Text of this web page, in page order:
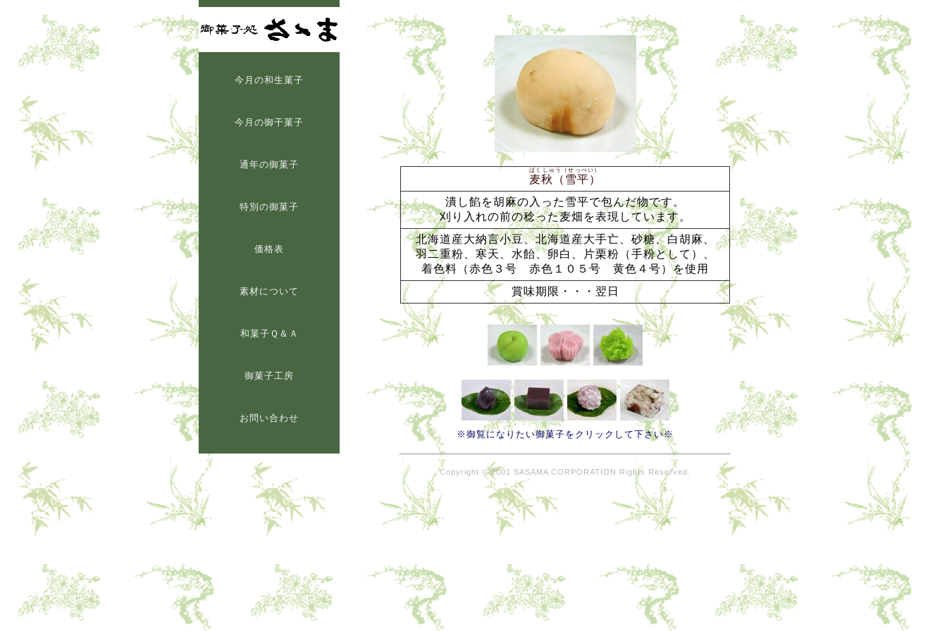
今月の和生菓子
今月の御干菓子
通年の御菓子
特別の御菓子
価格表
素材について
和菓子Ｑ＆Ａ
御菓子工房
お問い合わせ
麦秋（雪平）
ばくしゅう（せっぺい）
潰し餡を胡麻の入った雪平で包んだ物です。
刈り入れの前の稔った麦畑を表現しています。
北海道産大納言小豆、北海道産大手亡、砂糖、白胡麻、
羽二重粉、寒天、水飴、卵白、片栗粉（手粉として）、
着色料（赤色３号 赤色１０５号 黄色４号）を使用
賞味期限・・・翌日
※御覧になりたい御菓子をクリックして下さい※
Copyright © 2001 SASAMA CORPORATION Rights Reserved.